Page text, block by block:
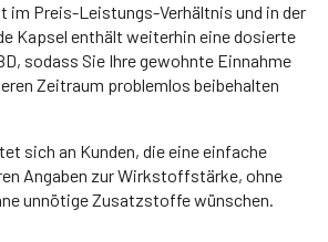
im Preis-Leistungs-Verhältnis und in der
Kapsel enthält weiterhin eine dosierte
sodass Sie Ihre gewohnte Einnahme
Zeitraum problemlos beibehalten
sich an Kunden, die eine einfache
Angaben zur Wirkstoffstärke, ohne
unnötige Zusatzstoffe wünschen.